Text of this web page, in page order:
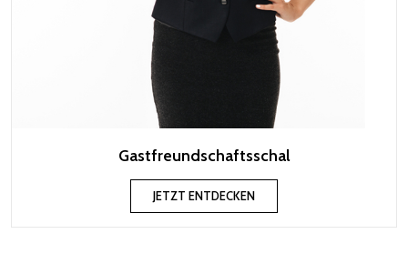
Gastfreundschaftsschal
JETZT ENTDECKEN